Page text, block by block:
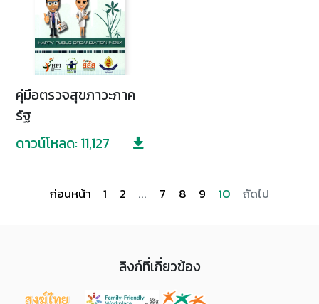
คุ่มือตรวจสุขภาวะภาค
รัฐ
ดาวน์โหลด: 11,127
ก่อนหน้า 1 2 ... 7 8 9 10 ถัดไป
ลิงก์ที่เกี่ยวข้อง